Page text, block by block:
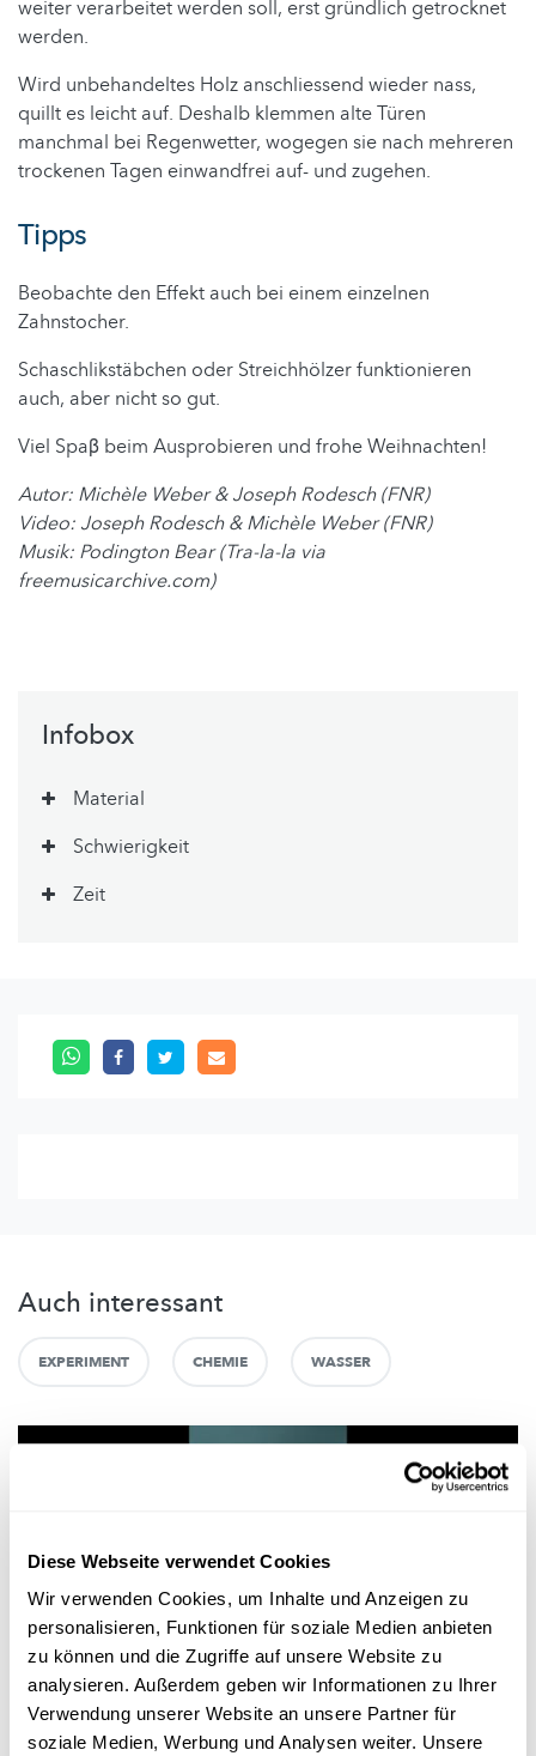
Diese Webseite verwendet Cookies
Wir verwenden Cookies, um Inhalte und Anzeigen zu
personalisieren, Funktionen für soziale Medien anbieten
zu können und die Zugriffe auf unsere Website zu
analysieren. Außerdem geben wir Informationen zu Ihrer
Verwendung unserer Website an unsere Partner für
soziale Medien, Werbung und Analysen weiter. Unsere
weiter verarbeitet werden soll, erst gründlich getrocknet
werden.
Wird unbehandeltes Holz anschliessend wieder nass,
quillt es leicht auf. Deshalb klemmen alte Türen
manchmal bei Regenwetter, wogegen sie nach mehreren
trockenen Tagen einwandfrei auf- und zugehen.
Tipps
Beobachte den Effekt auch bei einem einzelnen
Zahnstocher.
Schaschlikstäbchen oder Streichhölzer funktionieren
auch, aber nicht so gut.
Viel Spaβ beim Ausprobieren und frohe Weihnachten!
Autor: Michèle Weber & Joseph Rodesch (FNR)
Video: Joseph Rodesch & Michèle Weber (FNR)
Musik: Podington Bear (Tra-la-la via
freemusicarchive.com)
Infobox
Material
Schwierigkeit
Zeit
Auch interessant
EXPERIMENT CHEMIE WASSER
Experimentieren
WANTER-EXPERIMENT